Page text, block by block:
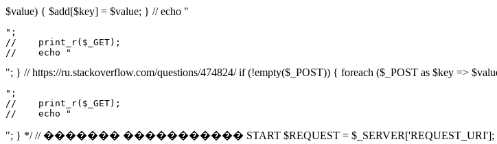
$value) { $add[$key] = $value; } // echo "
";
//    print_r($_GET);
//    echo "
"; } // https://ru.stackoverflow.com/questions/474824/ if (!empty($_POST)) { foreach ($_POST as $key =>
";
//    print_r($_GET);
//    echo "
"; } */ // ������� ����������� START $REQUEST = $_SERVER['REQUEST_URI'];